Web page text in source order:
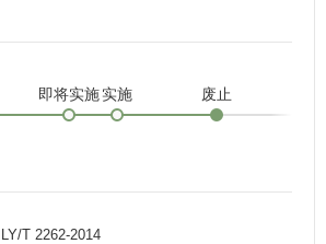
即将实施实施 废止
LY/T 2262-2014